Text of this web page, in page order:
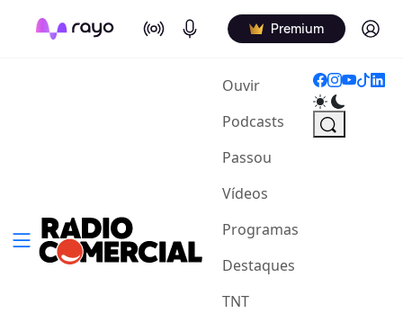
On Air Podcasts Premium Log in
Ouvir(current)
Podcasts
Passou
Vídeos
Programas
Destaques
TNT